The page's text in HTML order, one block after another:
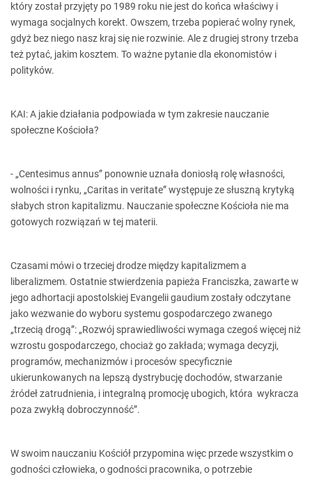
który został przyjęty po 1989 roku nie jest do końca właściwy i
wymaga socjalnych korekt. Owszem, trzeba popierać wolny rynek,
gdyż bez niego nasz kraj się nie rozwinie. Ale z drugiej strony trzeba
też pytać, jakim kosztem. To ważne pytanie dla ekonomistów i
polityków.
KAI: A jakie działania podpowiada w tym zakresie nauczanie
społeczne Kościoła?
- „Centesimus annus” ponownie uznała doniosłą rolę własności,
wolności i rynku, „Caritas in veritate” występuje ze słuszną krytyką
słabych stron kapitalizmu. Nauczanie społeczne Kościoła nie ma
gotowych rozwiązań w tej materii.
Czasami mówi o trzeciej drodze między kapitalizmem a
liberalizmem. Ostatnie stwierdzenia papieża Franciszka, zawarte w
jego adhortacji apostolskiej Evangelii gaudium zostały odczytane
jako wezwanie do wyboru systemu gospodarczego zwanego
„trzecią drogą”: „Rozwój sprawiedliwości wymaga czegoś więcej niż
wzrostu gospodarczego, chociaż go zakłada; wymaga decyzji,
programów, mechanizmów i procesów specyficznie
ukierunkowanych na lepszą dystrybucję dochodów, stwarzanie
źródeł zatrudnienia, i integralną promocję ubogich, która wykracza
poza zwykłą dobroczynność”.
W swoim nauczaniu Kościół przypomina więc przede wszystkim o
godności człowieka, o godności pracownika, o potrzebie